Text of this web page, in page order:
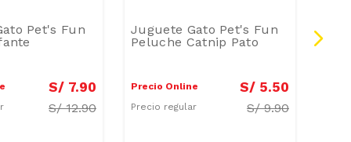
Pet's Fun
S/ 7.90
S/12.90
Juguete Gato Pet's Fun
Peluche Catnip Pato
Precio Online S/ 5.50
Precio regular S/9.90